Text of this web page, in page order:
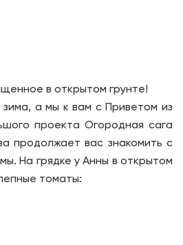
в открытом грунте!
а мы к вам с Приветом из
проекта Огородная сага
продолжает вас знакомить с
На грядке у Анны в открытом
томаты: